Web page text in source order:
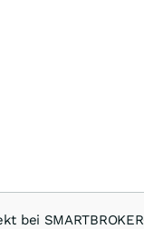
bei